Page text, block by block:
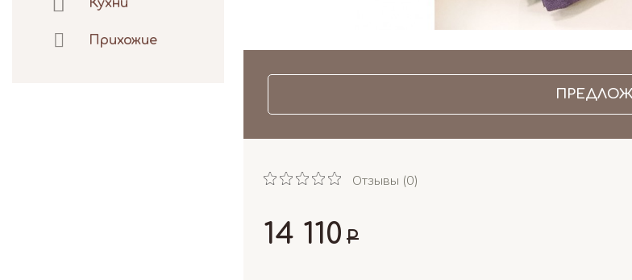
Кухни
Прихожие
Отзывы (0)
14 110 Р